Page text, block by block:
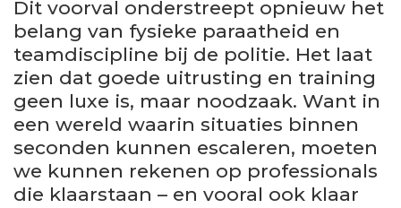
Dit voorval onderstreept opnieuw het
belang van fysieke paraatheid en
teamdiscipline bij de politie. Het laat
zien dat goede uitrusting en training
geen luxe is, maar noodzaak. Want in
een wereld waarin situaties binnen
seconden kunnen escaleren, moeten
we kunnen rekenen op professionals
die klaarstaan – en vooral ook klaar